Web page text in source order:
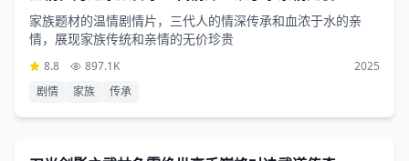
家族题材的温情剧情片，三代人的情深传承和血浓于水的亲
情，展现家族传统和亲情的无价珍贵
8.8 897.1K
2025
剧情
家族 传承
3小时49分钟
动作片